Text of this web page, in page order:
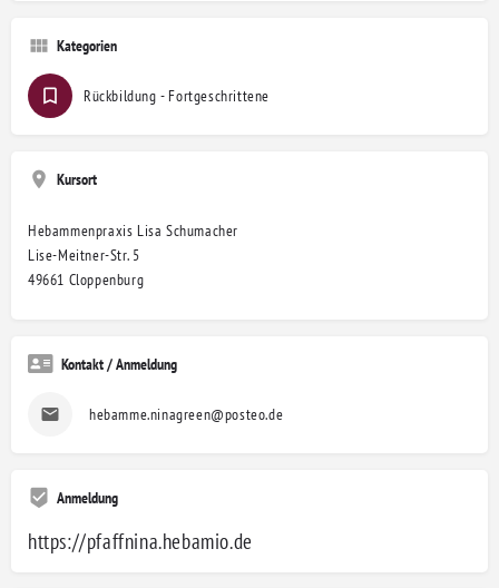
Kategorien
Rückbildung - Fortgeschrittene
Kursort
Hebammenpraxis Lisa Schumacher
Lise-Meitner-Str. 5
49661 Cloppenburg
Kontakt / Anmeldung
hebamme.ninagreen@posteo.de
Anmeldung
https://pfaffnina.hebamio.de